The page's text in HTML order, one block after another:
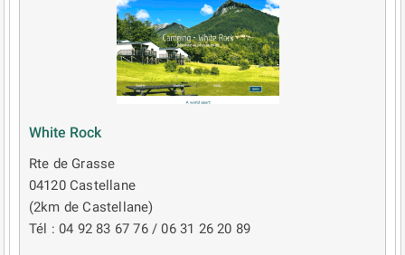
White Rock
Rte de Grasse
04120 Castellane
(2km de Castellane)
Tél : 04 92 83 67 76 / 06 31 26 20 89